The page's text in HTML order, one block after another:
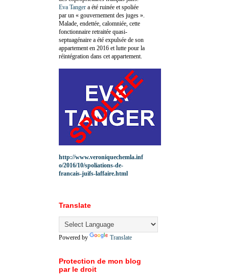
Eva Tanger a été ruinée et spoliée
par un « gouvernement des juges ».
Malade, endettée, calomniée, cette
fonctionnaire retraitée quasi-
septuagénaire a été expulsée de son
appartement en 2016 et lutte pour la
réintégration dans cet appartement.
http://www.veroniquechemla.inf
o/2016/10/spoliations-de-
francais-juifs-laffaire.html
Translate
Powered by Translate
Protection de mon blog
par le droit